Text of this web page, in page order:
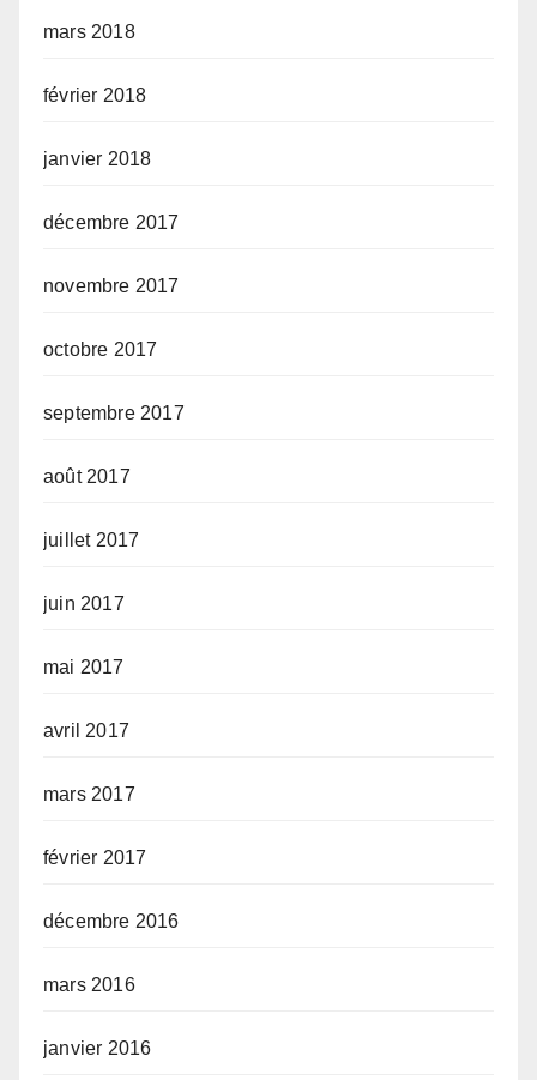
mars 2018
février 2018
janvier 2018
décembre 2017
novembre 2017
octobre 2017
septembre 2017
août 2017
juillet 2017
juin 2017
mai 2017
avril 2017
mars 2017
février 2017
décembre 2016
mars 2016
janvier 2016